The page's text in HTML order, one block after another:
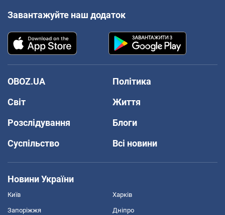
Завантажуйте наш додаток
OBOZ.UA
Політика
Світ
Життя
Розслідування
Блоги
Суспільство
Всі новини
Новини України
Київ Харків
Запоріжжя Дніпро